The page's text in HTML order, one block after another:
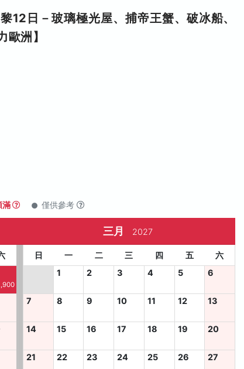
12日－玻璃極光屋、捕帝王蟹、破冰船、
洲】
滿 僅供參考
三月 2027
日 一 二 三 四 五
六
1
2 3 4 5 6
7 8 9 10 11 12 13
14 15 16 17 18 19 20
21 22 23 24 25 26 27